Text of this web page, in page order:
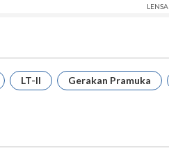
LENSA
LT-II Gerakan Pramuka